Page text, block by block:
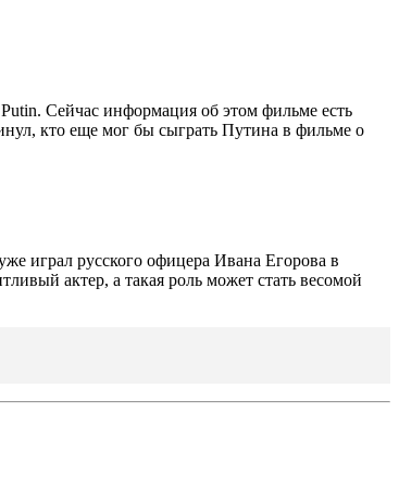
Сейчас информация об этом фильме есть
кто еще мог бы сыграть Путина в фильме о
играл русского офицера Ивана Егорова в
актер, а такая роль может стать весомой